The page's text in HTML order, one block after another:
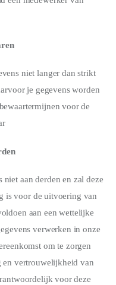
niet langer dan strikt
je gegevens worden
voor de
aan derden en zal deze
is voor de uitvoering van
aan een wettelijke
verwerken in onze
om te zorgen
vertrouwelijkheid van
voor deze